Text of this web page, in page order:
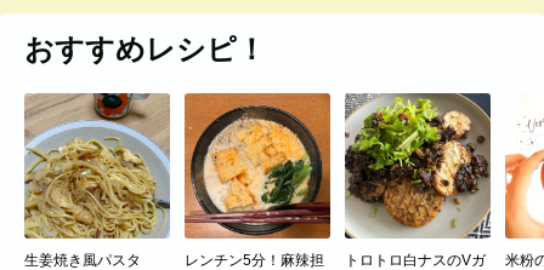
おすすめレシピ！
生姜焼き風パスタ
レンチン5分！麻辣担
トロトロ白ナスのVガ
米粉